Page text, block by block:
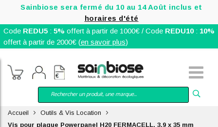
Sainbiose sera fermé du 10 au 14 Août inclus et
horaires d'été
Code REDU5: 5% offert à partir de 1000€ / Code REDU10: 10%
offert à partir de 2000€ (en savoir plus)
Accueil
Outils & Vis Location
Vis pour plaque Powerpanel H20 FERMACELL, 3.9 x 35 mm